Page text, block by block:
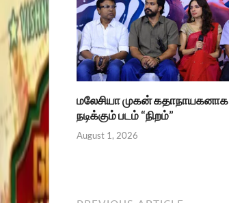
மலேசியா முகன் கதாநாயகனாக
நடிக்கும் படம் “நிறம்”
August 1, 2026